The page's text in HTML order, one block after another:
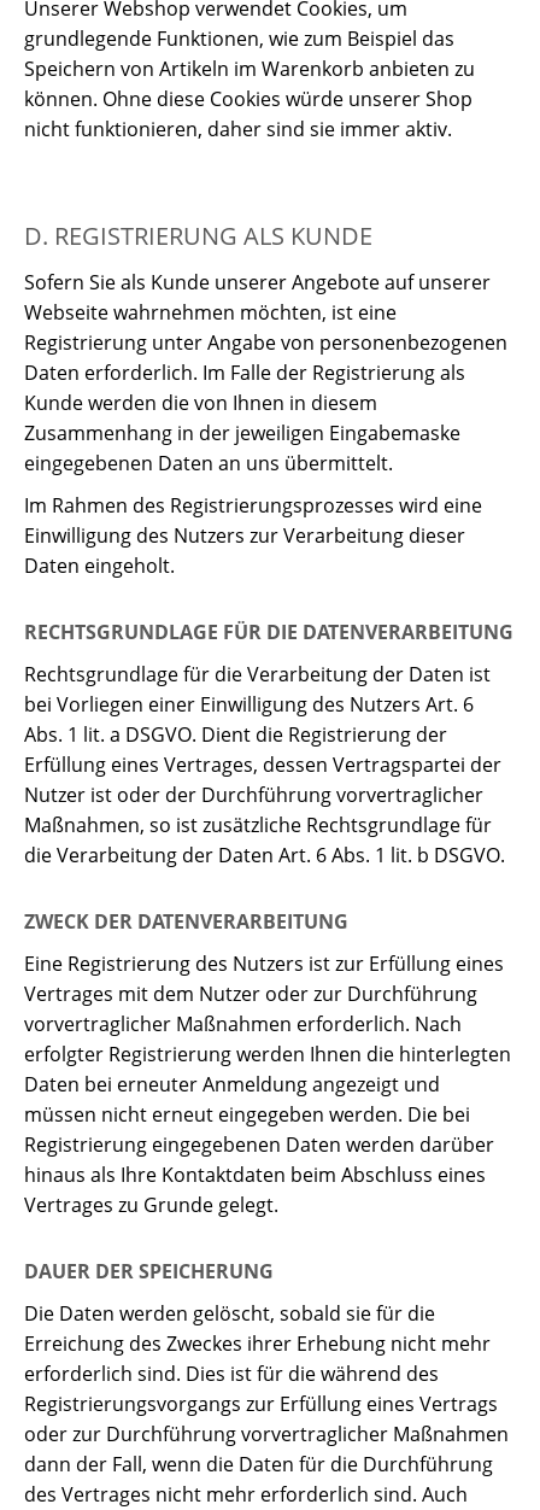
Unserer Webshop verwendet Cookies, um
grundlegende Funktionen, wie zum Beispiel das
Speichern von Artikeln im Warenkorb anbieten zu
können. Ohne diese Cookies würde unserer Shop
nicht funktionieren, daher sind sie immer aktiv.
D. REGISTRIERUNG ALS KUNDE
Sofern Sie als Kunde unserer Angebote auf unserer
Webseite wahrnehmen möchten, ist eine
Registrierung unter Angabe von personenbezogenen
Daten erforderlich. Im Falle der Registrierung als
Kunde werden die von Ihnen in diesem
Zusammenhang in der jeweiligen Eingabemaske
eingegebenen Daten an uns übermittelt.
Im Rahmen des Registrierungsprozesses wird eine
Einwilligung des Nutzers zur Verarbeitung dieser
Daten eingeholt.
RECHTSGRUNDLAGE FÜR DIE DATENVERARBEITUNG
Rechtsgrundlage für die Verarbeitung der Daten ist
bei Vorliegen einer Einwilligung des Nutzers Art. 6
Abs. 1 lit. a DSGVO. Dient die Registrierung der
Erfüllung eines Vertrages, dessen Vertragspartei der
Nutzer ist oder der Durchführung vorvertraglicher
Maßnahmen, so ist zusätzliche Rechtsgrundlage für
die Verarbeitung der Daten Art. 6 Abs. 1 lit. b DSGVO.
ZWECK DER DATENVERARBEITUNG
Eine Registrierung des Nutzers ist zur Erfüllung eines
Vertrages mit dem Nutzer oder zur Durchführung
vorvertraglicher Maßnahmen erforderlich. Nach
erfolgter Registrierung werden Ihnen die hinterlegten
Daten bei erneuter Anmeldung angezeigt und
müssen nicht erneut eingegeben werden. Die bei
Registrierung eingegebenen Daten werden darüber
hinaus als Ihre Kontaktdaten beim Abschluss eines
Vertrages zu Grunde gelegt.
DAUER DER SPEICHERUNG
Die Daten werden gelöscht, sobald sie für die
Erreichung des Zweckes ihrer Erhebung nicht mehr
erforderlich sind. Dies ist für die während des
Registrierungsvorgangs zur Erfüllung eines Vertrags
oder zur Durchführung vorvertraglicher Maßnahmen
dann der Fall, wenn die Daten für die Durchführung
des Vertrages nicht mehr erforderlich sind. Auch